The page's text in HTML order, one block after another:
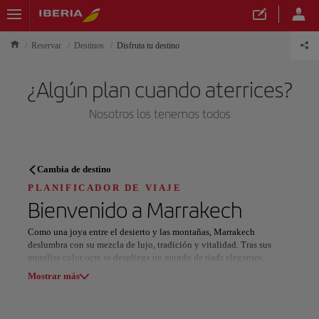
Reservar Destinos Disfruta tu destino
¿Algún plan cuando aterrices?
Nosotros los tenemos todos
PLANIFICADOR DE VIAJE
Descubre tu próximo destino
Nuestros destinos
Cambia de destino
PLANIFICADOR DE VIAJE
Bienvenido a Marrakech
Como una joya entre el desierto y las montañas, Marrakech
deslumbra con su mezcla de lujo, tradición y vitalidad. Tras sus
murallas color ocre se despliega un mundo de riads elegantes,
jardines exuberantes y experiencias refinadas que reflejan la esencia
Mostrar más